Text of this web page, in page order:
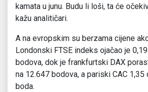
kamata u junu. Budu li loši, ta će
kažu analitičari.
A na evropskim su berzama cijene
Londonski FTSE indeks ojačao je
bodova, dok je frankfurtski DAX
na 12.647 bodova, a pariski CAC 1,35
boda.